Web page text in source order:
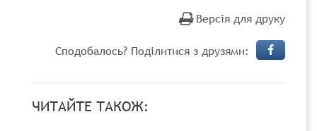
Версія для друку
Сподобалось? Поділитися з друзями:
ЧИТАЙТЕ ТАКОЖ: